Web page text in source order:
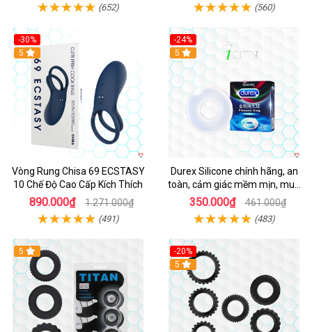
(652) (560)
-30%
Hot
5
Vòng Rung Chisa 69 ECSTASY
10 Chế Độ Cao Cấp Kích Thích
890.000₫ 1.271.000₫
(491)
-24%
5
Durex Silicone chính hãng, an
toàn, cảm giác mềm mịn, mua
ngay
350.000₫ 461.000₫
(483)
5
-20%
Hot
5